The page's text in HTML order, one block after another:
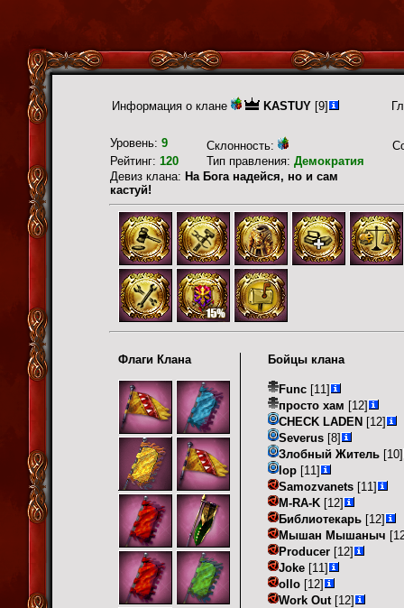
Информация о клане KASTUY [9]
Уровень: 9 Склонность:
Рейтинг: 120 Тип правления: Демократия
Девиз клана: На Бога надейся, но и сам
кастуй!
Флаги Клана Бойцы клана
Func [11]
просто хам [12]
CHECK LADEN [12]
Severus [8]
Злобный Житель [10]
lop [11]
Samozvanets [11]
M-RA-K [12]
Библиотекарь [12]
Мышан Мышаныч
Producer [12]
Joke [11]
ollo [12]
Work Out [12]